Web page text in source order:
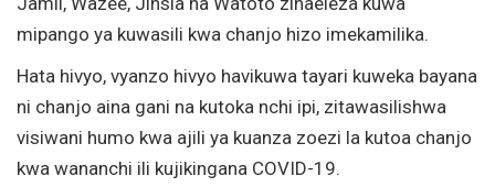
mipango ya kuwasili kwa chanjo hizo imekamilika.
Hata hivyo, vyanzo hivyo havikuwa tayari kuweka bayana
ni chanjo aina gani na kutoka nchi ipi, zitawasilishwa
visiwani humo kwa ajili ya kuanza zoezi la kutoa chanjo
kwa wananchi ili kujikingana COVID-19.